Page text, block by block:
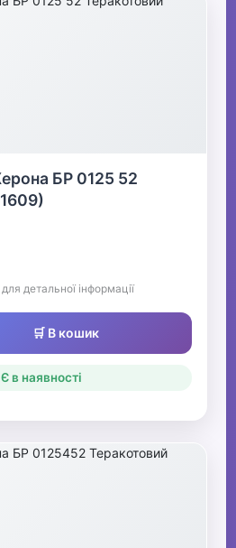
БР 0125 52
детальної інформації
🛒 В кошик
Є в наявності